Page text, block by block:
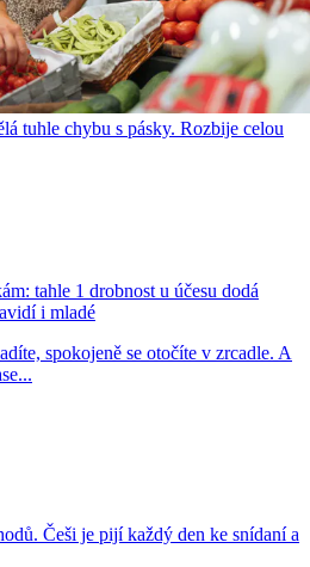
tuhle chybu s pásky. Rozbije celou
tahle 1 drobnost u účesu dodá
i mladé
spokojeně se otočíte v zrcadle. A
Češi je pijí každý den ke snídaní a